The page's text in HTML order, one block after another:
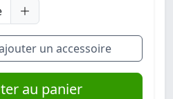
un accessoire
au panier